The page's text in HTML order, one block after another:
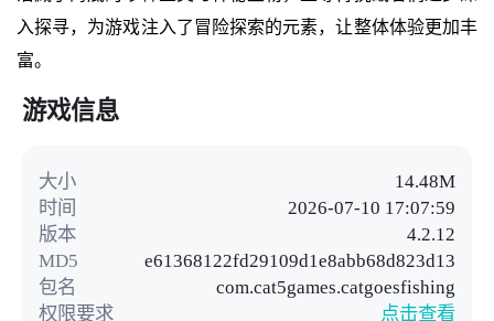
入探寻，为游戏注入了冒险探索的元素，让整体体验更加丰
富。
游戏信息
大小
14.48M
时间
2026-07-10 17:07:59
版本
4.2.12
MD5
e61368122fd29109d1e8abb68d823d13
包名
com.cat5games.catgoesfishing
权限要求
点击查看